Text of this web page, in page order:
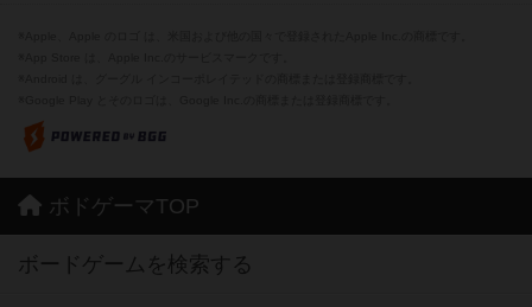
ボドゲーマTOP
ボードゲームを検索する